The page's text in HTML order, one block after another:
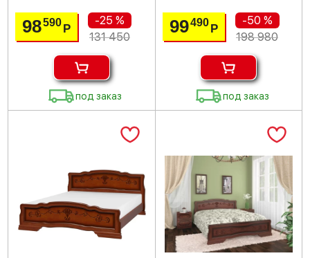
98590Р
-25 %
131 450
под заказ
99490 Р
-50 %
198 980
под заказ